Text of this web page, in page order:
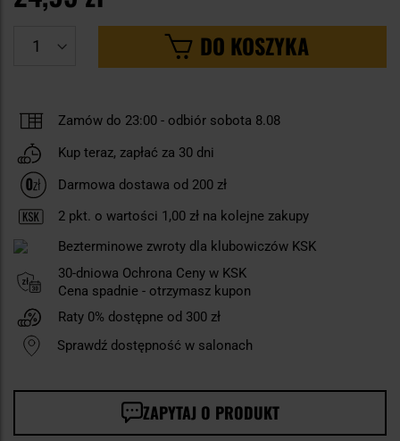
DO KOSZYKA
Zamów do 23:00 - odbiór sobota 8.08
Kup teraz, zapłać za 30 dni
Darmowa dostawa od 200 zł
2 pkt. o wartości 1,00 zł na kolejne zakupy
Bezterminowe zwroty dla klubowiczów KSK
30-dniowa Ochrona Ceny w KSK
Cena spadnie - otrzymasz kupon
Raty 0% dostępne od 300 zł
Sprawdź dostępność w salonach
ZAPYTAJ O PRODUKT